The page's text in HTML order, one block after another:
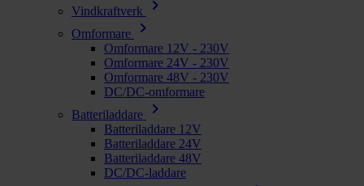
Vindkraftverk
chevron_right
Omformare chevron_right
Omformare 12V - 230V
Omformare 24V - 230V
Omformare 48V - 230V
DC/DC-omformare
Batteriladdare
chevron_right
Batteriladdare 12V
Batteriladdare 24V
Batteriladdare 48V
DC/DC-laddare